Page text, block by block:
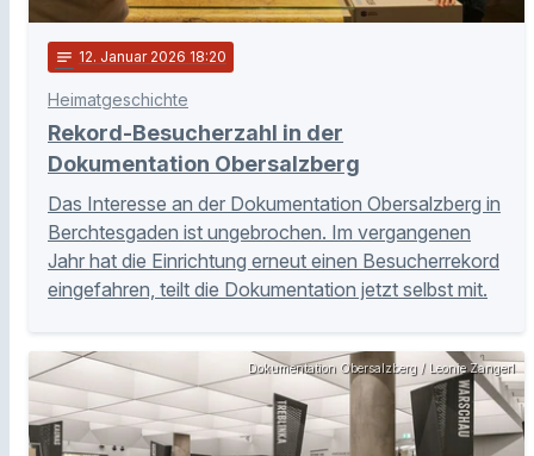
notes 12. Januar 2026 18:20
Heimatgeschichte
Rekord-Besucherzahl in der
Dokumentation Obersalzberg
Das Interesse an der Dokumentation Obersalzberg in
Berchtesgaden ist ungebrochen. Im vergangenen
Jahr hat die Einrichtung erneut einen Besucherrekord
eingefahren, teilt die Dokumentation jetzt selbst mit.
Dokumentation Obersalzberg / Leonie Zangerl